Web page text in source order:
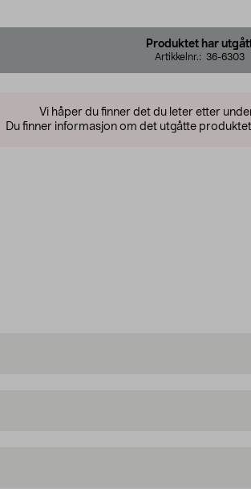
Produktet har
Artikkelnr.: 36-6303
Vi håper du finner det du leter etter
Du finner informasjon om det utgåtte